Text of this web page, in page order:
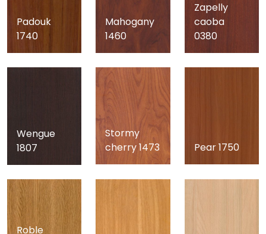
Padouk
1740
Mahogany
1460
Zapelly
caoba
0380
Wengue
1807
Stormy
cherry 1473
Pear 1750
Roble